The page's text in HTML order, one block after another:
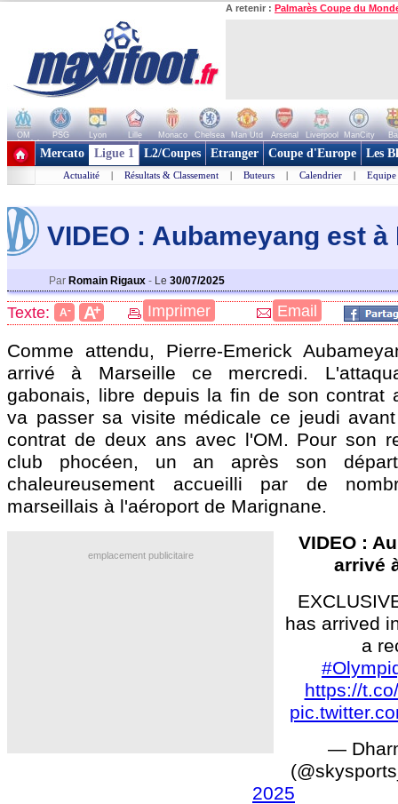
A retenir : Palmarès Coupe du
OM PSG Lyon Lille Monaco Chelsea Man Utd Arsenal Liverpool ManCity
+ de clubs
Mercato Ligue 1 L2/Coupes Etranger Coupe d'Europe Les
Actualité | Résultats & Classement | Buteurs | Calendrier | Equipe
VIDEO : Aubameyang est
Par Romain Rigaux - Le 30/07/2025
Texte: A- A+ Imprimer Email
Comme attendu, Pierre-Emerick
arrivé à Marseille ce mercredi.
gabonais, libre depuis la fin de son contrat
va passer sa visite médicale ce jeudi
contrat de deux ans avec l'OM. Pour son
club phocéen, un an après son
chaleureusement accueilli par de
marseillais à l'aéroport de Marignane.
emplacement publicitaire
VIDEO :
arrivé
has arrived
a
https://
—
2025